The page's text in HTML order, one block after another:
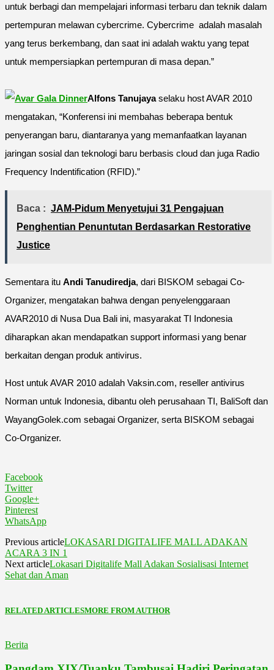
untuk berbagi dan mempelajari informasi terbaru dan teknik dalam
pertempuran melawan cybercrime. Cybercrime adalah masalah
yang terus berkembang, dan saat ini adalah waktu yang tepat
untuk mempersiapkan pertempuran di masa depan.”
Alfons Tanujayaselaku host AVAR 2010
mengatakan, “Konferensi ini membahas beberapa bentuk
penyerangan baru, diantaranya yang memanfaatkan layanan
jaringan sosial dan teknologi baru berbasis cloud dan juga Radio
Frequency Indentification (RFID).”
Baca : JAM-Pidum Menyetujui 31 Pengajuan
Penghentian Penuntutan Berdasarkan Restorative
Justice
Sementara itu Andi Tanudiredja, dari BISKOM sebagai Co-
Organizer, mengatakan bahwa dengan penyelenggaraan
AVAR2010 di Nusa Dua Bali ini, masyarakat TI Indonesia
diharapkan akan mendapatkan support informasi yang benar
berkaitan dengan produk antivirus.
Host untuk AVAR 2010 adalah Vaksin.com, reseller antivirus
Norman untuk Indonesia, dibantu oleh perusahaan TI, BaliSoft dan
WayangGolek.com sebagai Organizer, serta BISKOM sebagai
Co-Organizer.
Facebook
Twitter
Google+
Pinterest
WhatsApp
Previous articleLOKASARI DIGITALIFE MALL ADAKAN
ACARA 3 IN 1
Next articleLokasari Digitalife Mall Adakan Sosialisasi Internet
Sehat dan Aman
RELATED ARTICLESMORE FROM AUTHOR
Berita